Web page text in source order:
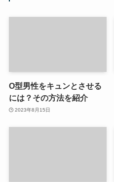
O型男性をキュンとさせる
には？その方法を紹介
2023年8月15日